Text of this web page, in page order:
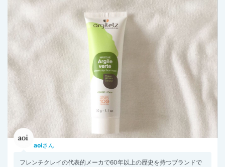
aoiさん
フレンチクレイの代表的メーカで60年以上の歴史を持つブランドで